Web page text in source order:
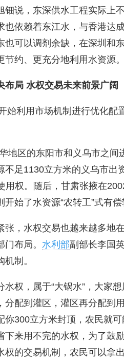
钿说，东深供水工程实际上
也依赖着东江水，与香港达
也可以调剂余缺，在深圳和
约、更充分地利用水资源。
局 水权交易未来前景广阔
始利用市场机制进行优化配
地区的东阳市和义乌市之间
不足1130立方米的义乌市出
用权。随后，甘肃张掖在
开始了水资源“农转工”式有
张，水权交易也越来越多地
布局。 水利部副部长李国
制。
水权，属于“大锅水”，大家
分配到灌区，灌区再分配到
你300立方米封顶，农民就
下来用不完的水权，为了鼓
的交易机制，农民可以拿